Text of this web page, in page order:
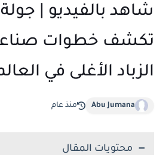
شاهد بالفيديو |
تكشف خطوات
الزباد الأغلى في
Abu Jumana منذ عام
محتويات المقال